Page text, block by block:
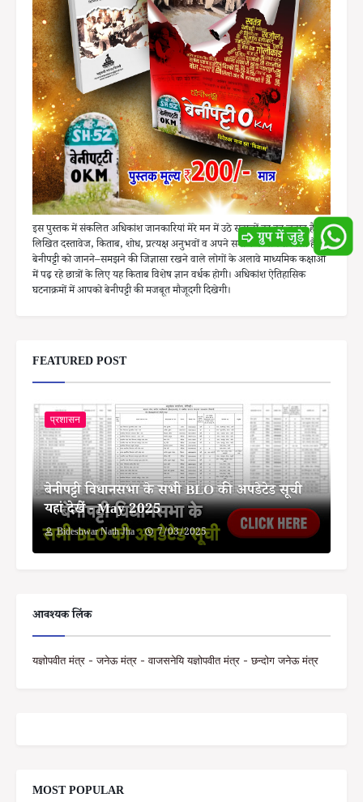
इस पुस्तक में संकलित अधिकांश जानकारियां मेरे मन में उठे सवालों का वह जवाब है, जो
लिखित दस्तावेज, किताब, शोध, प्रत्यक्ष अनुभवों व अपने समाज के बीच से मिला है।
बेनीपट्टी को जानने–समझने की जिज्ञासा रखने वाले लोगों के अलावे माध्यमिक कक्षाओं
में पढ़ रहे छात्रों के लिए यह किताब विशेष ज्ञान वर्धक होगी। अधिकांश ऐतिहासिक
घटनाक्रमों में आपको बेनीपट्टी की मजबूत मौजूदगी दिखेगी।
FEATURED POST
प्रशासन
बेनीपट्टी विधानसभा के सभी BLO की अपडेटेड सूची
यहां देखें - May 2025
Bideshwar Nath Jha 7/03/2025
आवश्यक लिंक
यज्ञोपवीत मंत्र - जनेऊ मंत्र - वाजसनेयि यज्ञोपवीत मंत्र - छन्दोग जनेऊ मंत्र
MOST POPULAR